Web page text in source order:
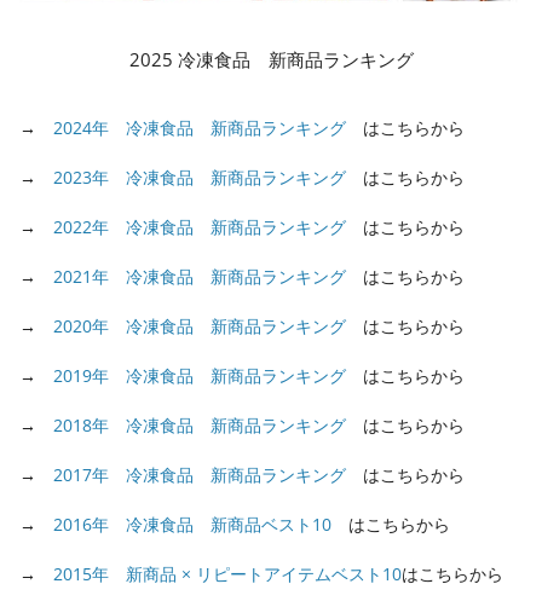
2025 冷凍食品 新商品ランキング
→ 2024年 冷凍食品 新商品ランキング はこちらから
→ 2023年 冷凍食品 新商品ランキング はこちらから
→ 2022年 冷凍食品 新商品ランキング はこちらから
→ 2021年 冷凍食品 新商品ランキング はこちらから
→ 2020年 冷凍食品 新商品ランキング はこちらから
→ 2019年 冷凍食品 新商品ランキング はこちらから
→ 2018年 冷凍食品 新商品ランキング はこちらから
→ 2017年 冷凍食品 新商品ランキング はこちらから
→ 2016年 冷凍食品 新商品ベスト10 はこちらから
→ 2015年 新商品 × リピートアイテムベスト10はこちらから